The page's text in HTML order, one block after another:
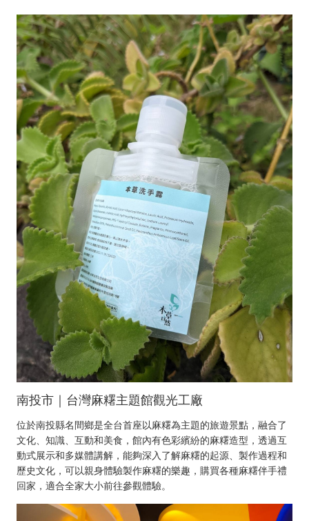
南投市｜台灣麻糬主題館觀光工廠
位於南投縣名間鄉是全台首座以麻糬為主題的旅遊景點，融合了
文化、知識、互動和美食，館內有色彩繽紛的麻糬造型，透過互
動式展示和多媒體講解，能夠深入了解麻糬的起源、製作過程和
歷史文化，可以親身體驗製作麻糬的樂趣，購買各種麻糬伴手禮
回家，適合全家大小前往參觀體驗。